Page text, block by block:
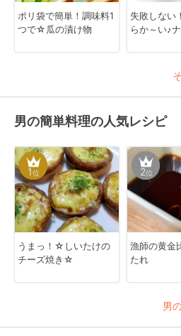
ポリ袋で簡単！調味料1
つで☆瓜の漬け物
失敗しない
らか～い♪
男の簡単料理の人気レシピ
1位
うまっ！☆しいたけの
チーズ焼き☆
2位
漁師の黄金
たれ
男